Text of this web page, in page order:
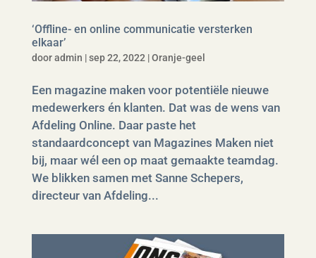
‘Offline- en online communicatie versterken
elkaar’
dooradmin |sep 22, 2022 |Oranje-geel
Een magazine maken voor potentiële nieuwe
medewerkers én klanten. Dat was de wens van
Afdeling Online. Daar paste het
standaardconcept van Magazines Maken niet
bij, maar wél een op maat gemaakte teamdag.
We blikken samen met Sanne Schepers,
directeur van Afdeling...